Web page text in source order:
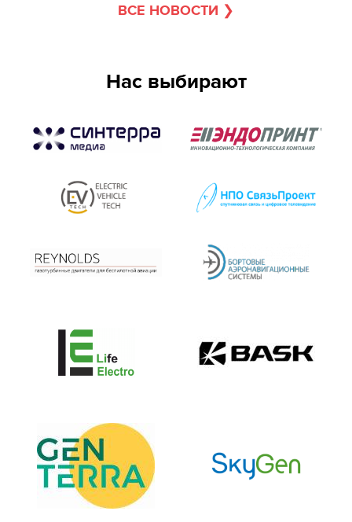
ВСЕ НОВОСТИ
Нас выбирают